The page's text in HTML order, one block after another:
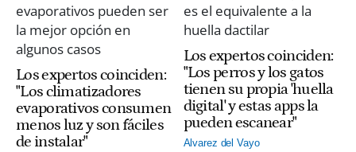
Los expertos coinciden:
"Los climatizadores
evaporativos consumen
menos luz y son fáciles
de instalar"
Los expertos coinciden:
"Los perros y los gatos
tienen su propia 'huella
digital' y estas apps la
pueden escanear"
Alvarez del Vayo